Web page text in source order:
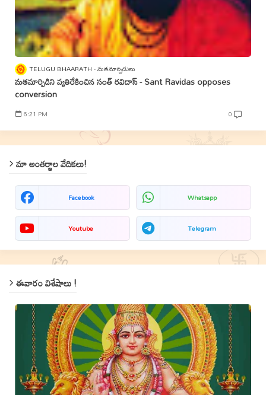
TELUGU BHAARATH మతమార్పిడులు
మతమార్పిడిని వ్యతిరేకించిన సంత్‌ రవిదాస్‌ - Sant Ravidas opposes
conversion
6:21 PM 0
మా అంతర్జాల వేదికలు!
Facebook Whatsapp
Youtube Telegram
ఈవారం విశేషాలు !